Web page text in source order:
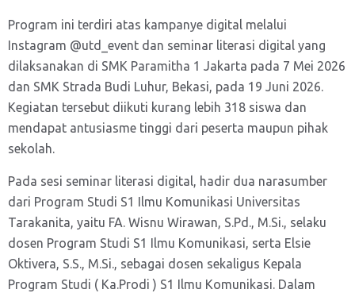
Program ini terdiri atas kampanye digital melalui
Instagram @utd_event dan seminar literasi digital yang
dilaksanakan di SMK Paramitha 1 Jakarta pada 7 Mei 2026
dan SMK Strada Budi Luhur, Bekasi, pada 19 Juni 2026.
Kegiatan tersebut diikuti kurang lebih 318 siswa dan
mendapat antusiasme tinggi dari peserta maupun pihak
sekolah.
Pada sesi seminar literasi digital, hadir dua narasumber
dari Program Studi S1 Ilmu Komunikasi Universitas
Tarakanita, yaitu FA. Wisnu Wirawan, S.Pd., M.Si., selaku
dosen Program Studi S1 Ilmu Komunikasi, serta Elsie
Oktivera, S.S., M.Si., sebagai dosen sekaligus Kepala
Program Studi ( Ka.Prodi ) S1 Ilmu Komunikasi. Dalam